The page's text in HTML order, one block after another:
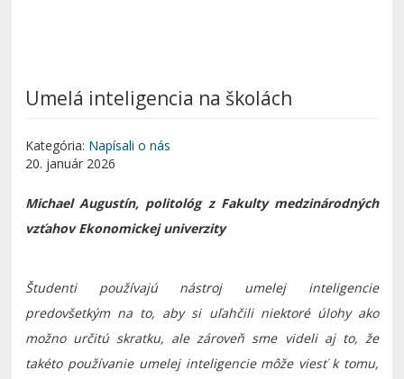
Umelá inteligencia na školách
Kategória: Napísali o nás
20. január 2026
Michael Augustín, politológ z Fakulty medzinárodných
vzťahov Ekonomickej univerzity
Študenti používajú nástroj umelej inteligencie
predovšetkým na to, aby si uľahčili niektoré úlohy ako
možno určitú skratku, ale zároveň sme videli aj to, že
takéto používanie umelej inteligencie môže viesť k tomu,